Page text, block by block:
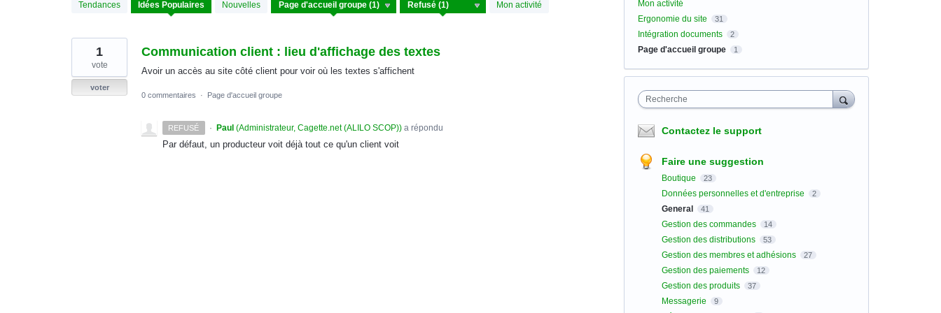
Tendances Idées Populaires Nouvelles Mon activité
résultat
Communication client : lieu d'affichage des textes
Avoir un accès au site côté client pour voir où les textes s'affichent
1
vote
voter
0 commentaires
· Page d'accueil groupe
REFUSÉ · Paul (Administrateur, Cagette.net (ALILO SCOP))a répondu
Par défaut, un producteur voit déjà tout ce qu'un client voit
Mon activité
Ergonomie du site
31
Intégration documents 2
Page d'accueil groupe 1
Recherche
Contactez le support
Faire une suggestion
Boutique 23
Données personnelles et d'entreprise 2
General 41
Gestion des commandes 14
Gestion des distributions 53
Gestion des membres et adhésions 27
Gestion des paiements 12
Gestion des produits 37
Messagerie 9